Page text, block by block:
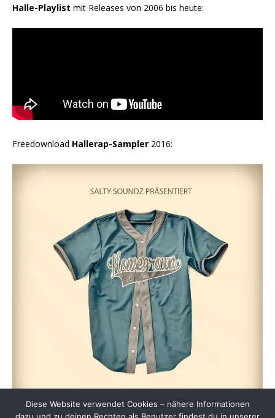
Halle-Playlist mit Releases von 2006 bis heute:
Freedownload Hallerap-Sampler 2016:
Diese Website verwendet Cookies – nähere Informationen